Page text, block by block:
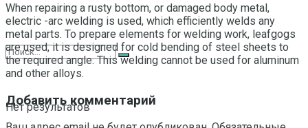
Нет результатов
When repairing a rusty bottom, or damaged body metal,
electric -arc welding is used, which efficiently welds any
metal parts. To prepare elements for welding work, leafgogs
are used, it is designed for cold bending of steel sheets to
the required angle. This welding cannot be used for aluminum
and other alloys.
Добавить комментарий